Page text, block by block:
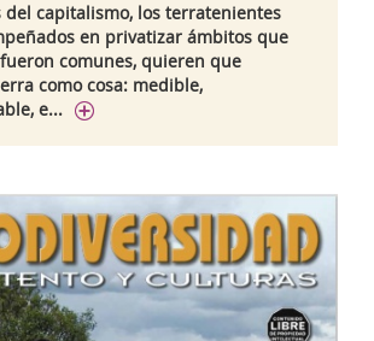
del capitalismo, los terratenientes
en privatizar ámbitos que
comunes, quieren que
como cosa: medible,
e...